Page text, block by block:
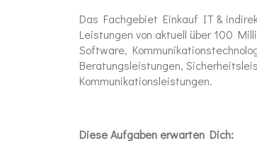
Das Fachgebiet Einkauf IT &
Leistungen von aktuell über 100
Software,
Beratungsleistungen,
Kommunikationsleistungen.
Diese Aufgaben erwarten Dich: